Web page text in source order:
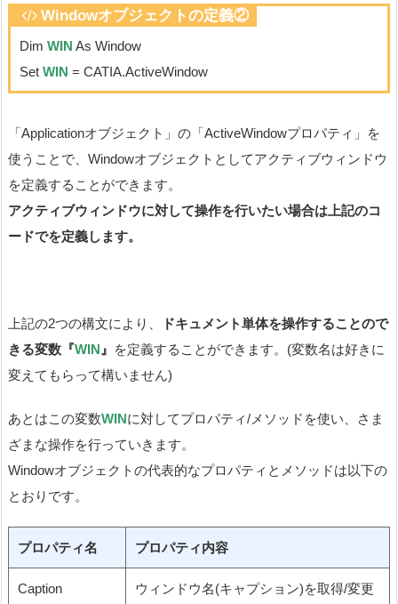
Windowオブジェクトの定義②
Dim WIN As Window
Set WIN = CATIA.ActiveWindow
「Applicationオブジェクト」の「ActiveWindowプロパティ」を
使うことで、Windowオブジェクトとしてアクティブウィンドウ
を定義することができます。
アクティブウィンドウに対して操作を行いたい場合は上記のコ
ードでを定義します。
上記の2つの構文により、
ドキュメント単体を操作することので
きる変数『WIN 』 を定義することができます。(変数名は好きに
変えてもらって構いません)
あとはこの変数WINに対してプロパティ/メソッドを使い、さま
ざまな操作を行っていきます。
Windowオブジェクトの代表的なプロパティとメソッドは以下の
とおりです。
プロパティ名 プロパティ内容
Caption ウィンドウ名(キャプション)を取得/変更